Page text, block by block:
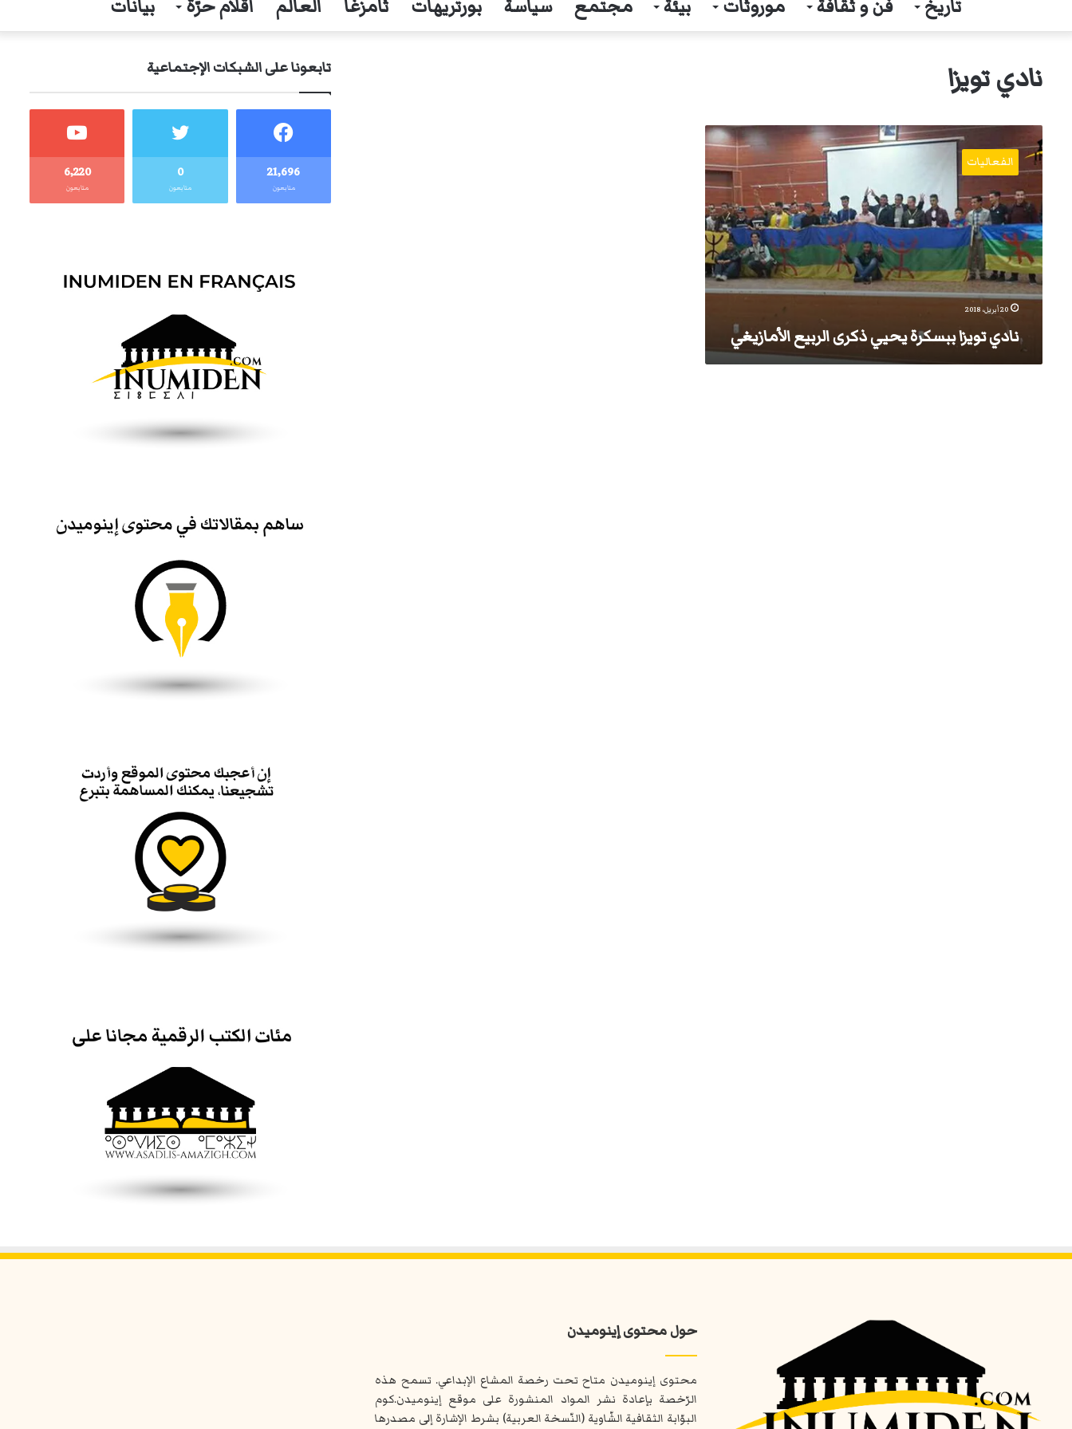
تاريخ فن و ثقافة موروثات بيئة مجتمع سياسة بورتريهات ثامزغا العالم أقلام حرّة بيانات
نادي تويزا
نادي
تويزا
ببسكرة
ذكرى
الربيع
الأمازيغي
الفعاليات
20 أبريل، 2018
نادي تويزا ببسكرة يحيي ذكرى الربيع الأمازيغي
تابعونا على الشبكات الإجتماعية
21٬696
متابعون
0
متابعون
6٬220
متابعون
حول محتوى إينوميدن
محتوى إينوميدن متاح تحت رخصة المشاع الإبداعي. تسمح هذه
الرّخصة بإعادة نشر المواد المنشورة على موقع إينوميدن.كوم
البوّابة الثقافية الشّاوية (النّسخة العربية) بشرط الإشارة إلى مصدرها